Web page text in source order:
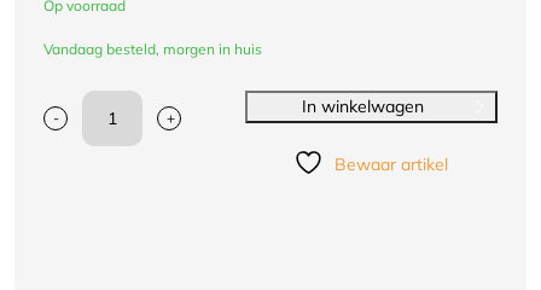
Op voorraad
Vandaag besteld, morgen in huis
-
Sleutelhanger
+
In winkelwagen
Bewaar artikel